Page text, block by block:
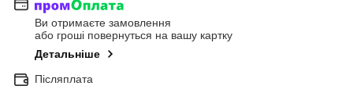
Ви отримаєте замовлення
або гроші повернуться на вашу картку
Детальніше
Післяплата